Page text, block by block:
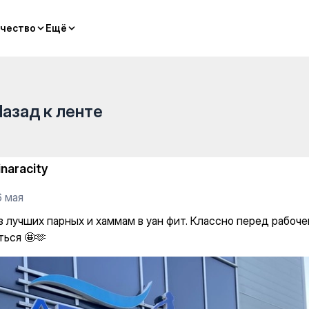
Ещё
Ещё
в уан фит. Классно
к ленте
мая
лучших парных и хаммам в уан фит. Классно перед
🤩🫶